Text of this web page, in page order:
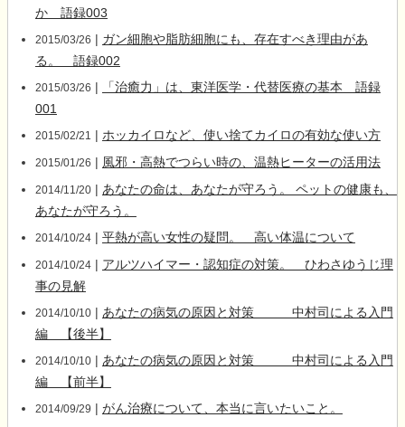
か 語録003
2015/03/26 | ガン細胞や脂肪細胞にも、存在すべき理由があ
る。 語録002
2015/03/26 |
「治癒力」は、東洋医学・代替医療の基本 語録
001
2015/02/21 | ホッカイロなど、使い捨てカイロの有効な使い方
2015/01/26 | 風邪・高熱でつらい時の、温熱ヒーターの活用法
2014/11/20| あなたの命は、あなたが守ろう。 ペットの健康も、
あなたが守ろう。
2014/10/24| 平熱が高い女性の疑問。 高い体温について
2014/10/24| アルツハイマー・認知症の対策。 ひわさゆうじ理
事の見解
2014/10/10| あなたの病気の原因と対策 中村司による入門
編 【後半】
2014/10/10| あなたの病気の原因と対策 中村司による入門
編 【前半】
2014/09/29 | がん治療について、本当に言いたいこと。